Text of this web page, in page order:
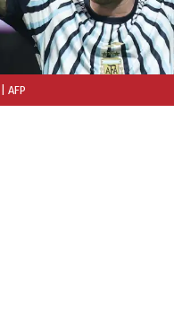
| AFP